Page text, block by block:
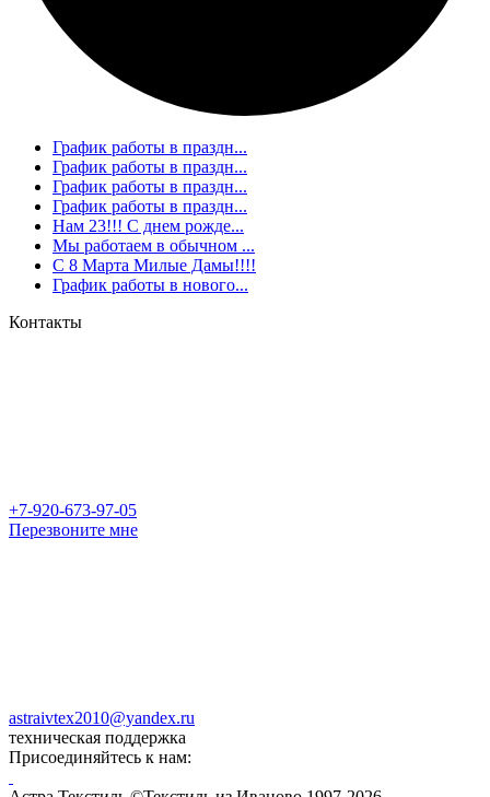
График работы в праздн...
График работы в праздн...
График работы в праздн...
График работы в праздн...
Нам 23!!! С днем рожде...
Мы работаем в обычном ...
С 8 Марта Милые Дамы!!!!
График работы в нового...
Контакты
+7-920-673-97-05
Перезвоните мне
astraivtex2010@yandex.ru
техническая поддержка
Присоединяйтесь к нам: